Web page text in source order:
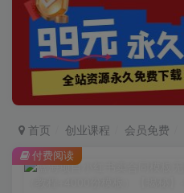
首页 创业课程 会员免费
付费阅读